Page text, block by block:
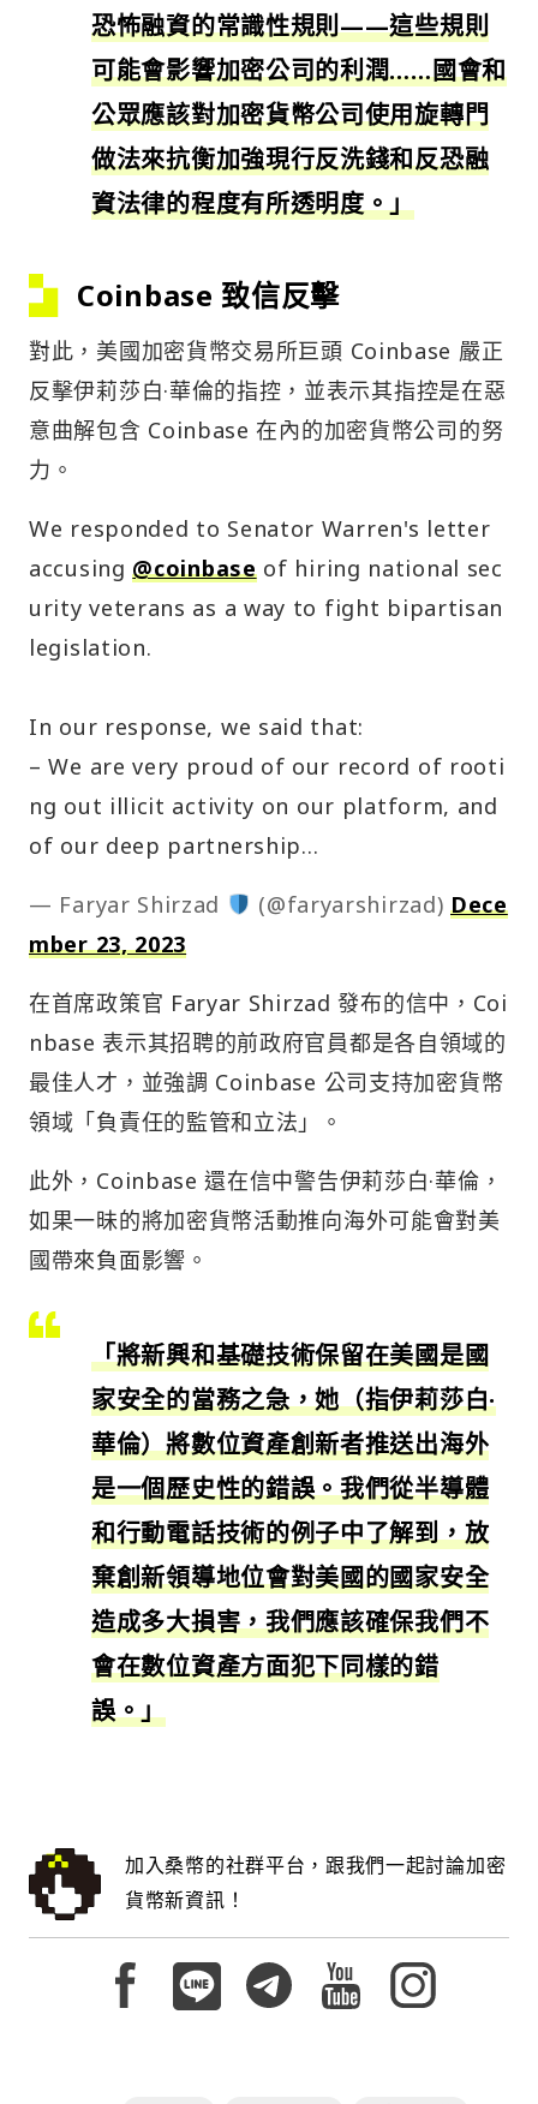
恐怖融資的常識性規則——這些規則
可能會影響加密公司的利潤……國會和
公眾應該對加密貨幣公司使用旋轉門
做法來抗衡加強現行反洗錢和反恐融
資法律的程度有所透明度。」
Coinbase 致信反擊
對此，美國加密貨幣交易所巨頭 Coinbase 嚴正
反擊伊莉莎白·華倫的指控，並表示其指控是在惡
意曲解包含 Coinbase 在內的加密貨幣公司的努
力。
We responded to Senator Warren's letter
accusing@coinbaseof hiring national sec
urity veterans as a way to fight bipartisan
legislation.
In our response, we said that:
– We are very proud of our record of rooti
ng out illicit activity on our platform, and
of our deep partnership…
— Faryar Shirzad (@faryarshirzad)Dece
mber 23, 2023
在首席政策官 Faryar Shirzad 發布的信中，Coi
nbase 表示其招聘的前政府官員都是各自領域的
最佳人才，並強調 Coinbase 公司支持加密貨幣
領域「負責任的監管和立法」。
此外，Coinbase 還在信中警告伊莉莎白·華倫，
如果一昧的將加密貨幣活動推向海外可能會對美
國帶來負面影響。
「將新興和基礎技術保留在美國是國
家安全的當務之急，她（指伊莉莎白·
華倫）將數位資產創新者推送出海外
是一個歷史性的錯誤。我們從半導體
和行動電話技術的例子中了解到，放
棄創新領導地位會對美國的國家安全
造成多大損害，我們應該確保我們不
會在數位資產方面犯下同樣的錯
誤。」
加入桑幣的社群平台，跟我們一起討論加密
貨幣新資訊！